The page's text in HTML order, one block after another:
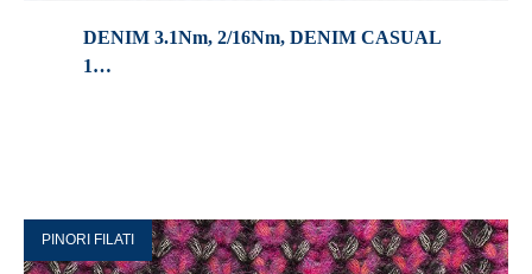
DENIM 3.1Nm, 2/16Nm, DENIM CASUAL
1…
PINORI FILATI